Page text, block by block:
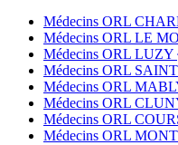
Médecins ORL
Médecins ORL LE
Médecins ORL LUZY
Médecins ORL
Médecins ORL
Médecins ORL
Médecins ORL
Médecins ORL